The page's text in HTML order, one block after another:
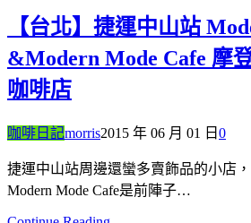
【台北】捷運中山站
&Modern Mode Cafe 摩
咖啡店
咖啡日記morris2015 年 06 月 01 日 0
捷運中山站周邊還蠻多賣飾品的小店
Modern Mode Cafe是前陣子…